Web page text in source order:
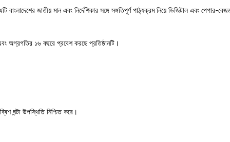
জাতীয় মান এবং নির্দেশিকার সঙ্গে সঙ্গতিপূর্ণ পাঠ্যক্রম নিয়ে ডিজিটাল এবং পেপার-বেজড
অগ্রগতির ১৬ বছরে প্রবেশ করছে প্রতিষ্ঠানটি।
ঘন্টা উপস্থিতি নিশ্চিত করে।